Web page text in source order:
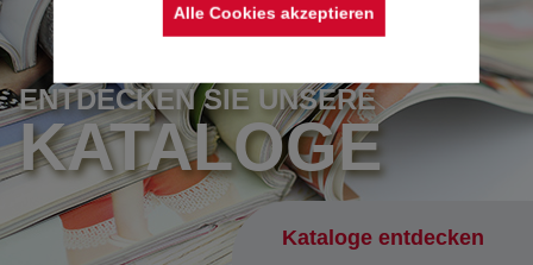
ENTDECKEN SIE UNSERE
KATALOGE
Kataloge entdecken
Alle Cookies akzeptieren